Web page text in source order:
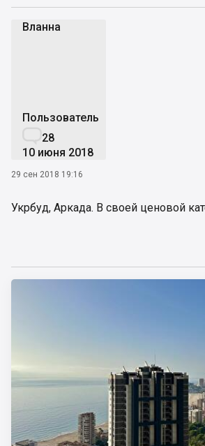
Вланна
Пользователь
28
10 июня 2018
29 сен 2018 19:16
Укрбуд, Аркада. В своей ценовой